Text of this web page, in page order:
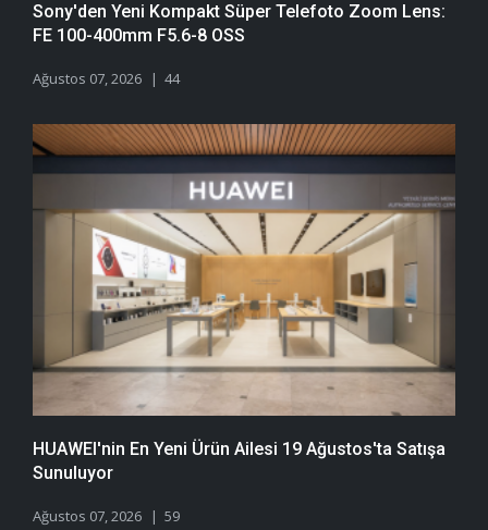
Sony'den Yeni Kompakt Süper Telefoto Zoom Lens:
FE 100-400mm F5.6-8 OSS
Ağustos 07, 2026 44
HUAWEI'nin En Yeni Ürün Ailesi 19 Ağustos'ta Satışa
Sunuluyor
Ağustos 07, 2026 59